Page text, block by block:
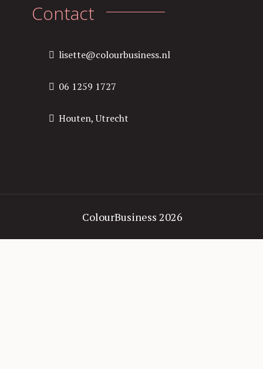
Contact
lisette@colourbusiness.nl
06 1259 1727
Houten, Utrecht
ColourBusiness 2026